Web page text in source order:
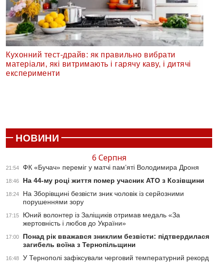
Кухонний тест-драйв: як правильно вибрати
матеріали, які витримають і гарячу каву, і дитячі
експерименти
НОВИНИ
6 Серпня
21:54 ФК «Бучач» переміг у матчі пам’яті Володимира Дроня
18:46 На 44-му році життя помер учасник АТО з Козівщини
18:24
На Зборівщині безвісти зник чоловік із серйозними
порушеннями зору
17:15
Юний волонтер із Заліщиків отримав медаль «За
жертовність і любов до України»
17:00
Понад рік вважався зниклим безвісти: підтвердилася
загибель воїна з Тернопільщини
16:48 У Тернополі зафіксували черговий температурний рекорд